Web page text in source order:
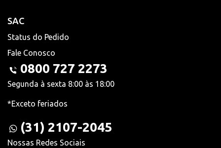
SAC
Status do Pedido
Fale Conosco
0800 727 2273
Segunda à sexta 8:00 às 18:00
*Exceto feriados
(31) 2107-2045
Nossas Redes Sociais